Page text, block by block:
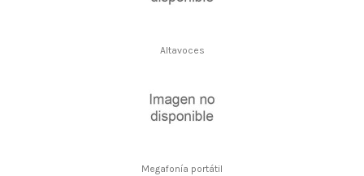
Altavoces
Megafonía portátil